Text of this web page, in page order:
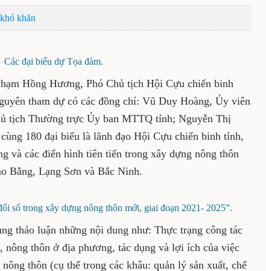
thi đua chào mừng các ngày lễ lớn của đất nước
đại biểu dự Tọa đàm.
Phạm Hồng Hương, Phó Chủ tịch Hội Cựu
tỉnh Thái Nguyên tham dự có các đồng chí:
vụ Tỉnh ủy, Phó Chủ tịch Thường trực
Loan, Phó Chủ tịch UBND tỉnh, cùng 180 đại
binh tỉnh, hội cựu chiến binh các xã, phường
và Bắc Ninh.
đổi số trong xây dựng nông thôn mới, giai đoạn 2021-
2025”.